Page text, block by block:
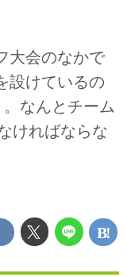
大会のなかで
設けているの
なんとチーム
ければならな